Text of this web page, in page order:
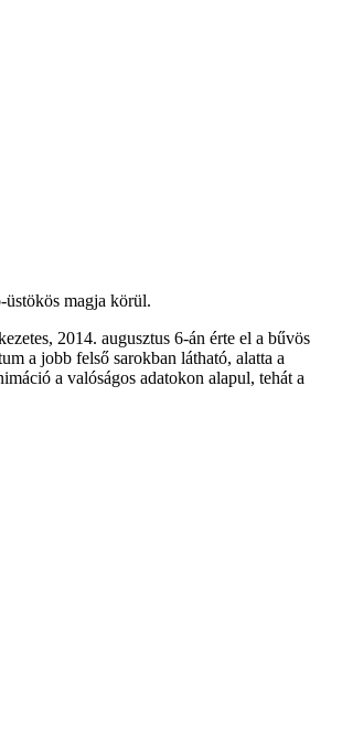
magja körül.
2014. augusztus 6-án érte el a bűvös
a jobb felső sarokban látható, alatta a
a valóságos adatokon alapul, tehát a